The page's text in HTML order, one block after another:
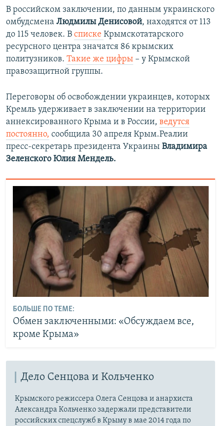
В российском заключении, по данным украинского
омбудсмена Людмилы Денисовой, находятся от 113
до 115 человек. В списке Крымскотатарского
ресурсного центра значатся 86 крымских
политузников. Такие же цифры – у Крымской
правозащитной группы.
Переговоры об освобождении украинцев, которых
Кремль удерживает в заключении на территории
аннексированного Крыма и в России, ведутся
постоянно, сообщила 30 апреля Крым.Реалии
пресс-секретарь президента Украины Владимира
Зеленского Юлия Мендель.
БОЛЬШЕ ПО ТЕМЕ:
Обмен заключенными: «Обсуждаем все,
кроме Крыма»
Дело Сенцова и Кольченко
Крымского режиссера Олега Сенцова и анархиста
Александра Кольченко задержали представители
российских спецслужб в Крыму в мае 2014 года по